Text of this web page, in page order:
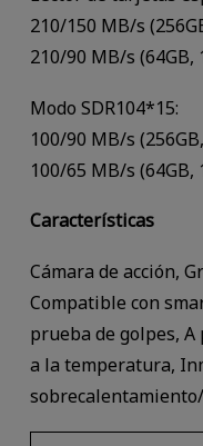
210/150 MB/s
210/90 MB/s (64GB,
Modo SDR104*15:
100/90 MB/s
100/65 MB/s (64GB,
Características
Cámara de acción,
Compatible con
prueba de golpes, A
a la temperatura,